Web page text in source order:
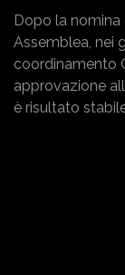
Dopo la nomina
Assemblea, nei
coordinamento
approvazione
è risultato